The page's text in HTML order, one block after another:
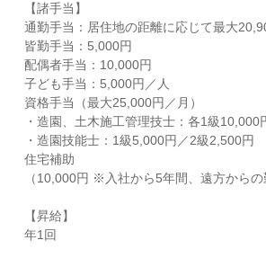
【諸手当】
通勤手当：居住地の距離に応じて最大
皆勤手当：5,000円
配偶者手当：10,000円
子ども手当：5,000円／人
資格手当（最大25,000円／月）
・造園、土木施工管理技士：各1級10,000
・造園技能士：1級5,000円／2級2,500円
住宅補助
（10,000円 ※入社から5年間、遠方からの
【昇給】
年1回